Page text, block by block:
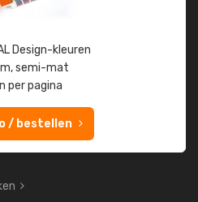
Design-kleuren
semi-mat
per pagina
/ bestellen